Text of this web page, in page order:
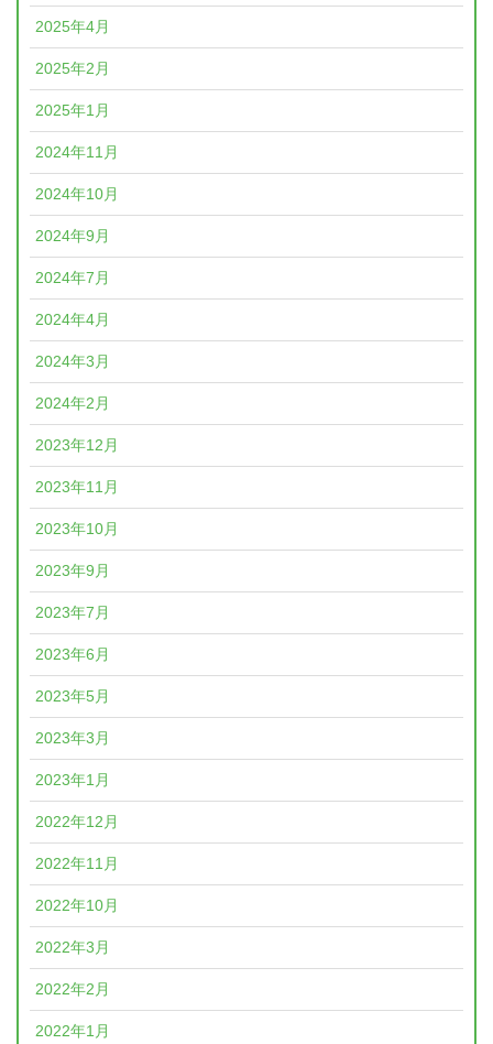
2025年4月
2025年2月
2025年1月
2024年11月
2024年10月
2024年9月
2024年7月
2024年4月
2024年3月
2024年2月
2023年12月
2023年11月
2023年10月
2023年9月
2023年7月
2023年6月
2023年5月
2023年3月
2023年1月
2022年12月
2022年11月
2022年10月
2022年3月
2022年2月
2022年1月